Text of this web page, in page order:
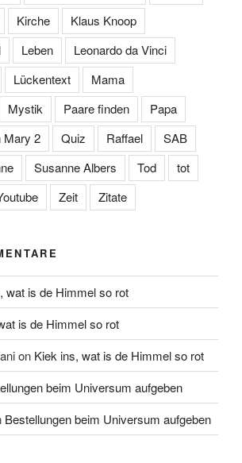
Kirche
Klaus Knoop
Leben
Leonardo da Vinci
Lückentext
Mama
Mystik Paare finden
Papa
Mary 2 Quiz Raffael
SAB
Susanne Albers Tod
tot
Zeit Zitate
wat is de Himmel so rot
is de Himmel so rot
on Kiek ins, wat is de Himmel so rot
beim Universum aufgeben
Bestellungen beim Universum aufgeben